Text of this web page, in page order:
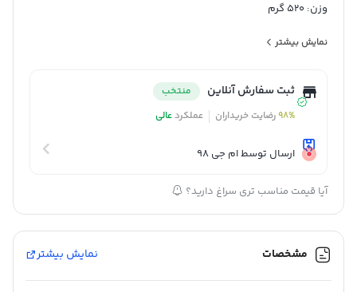
وزن: 520 گرم
نمایش بیشتر
ثبت سفارش آنلاین
منتخب
98%رضایت خریداران عملکردعالی
ارسال توسط ام جی 98
آیا قیمت مناسب تری سراغ دارید؟
مشخصات نمایش بیشتر